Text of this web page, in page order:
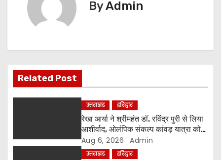
g
a
i
ByAdmin
Related Post
उत्तराखंड हरिद्वार
रेखा आर्या ने श्रीमहंत डॉ. रविंद्र पुरी से लिया
आशीर्वाद, ओलंपिक संकल्प कांवड़ यात्रा को
मिला संतों का समर्थन
Aug 6, 2026 Admin
उत्तराखंड हरिद्वार